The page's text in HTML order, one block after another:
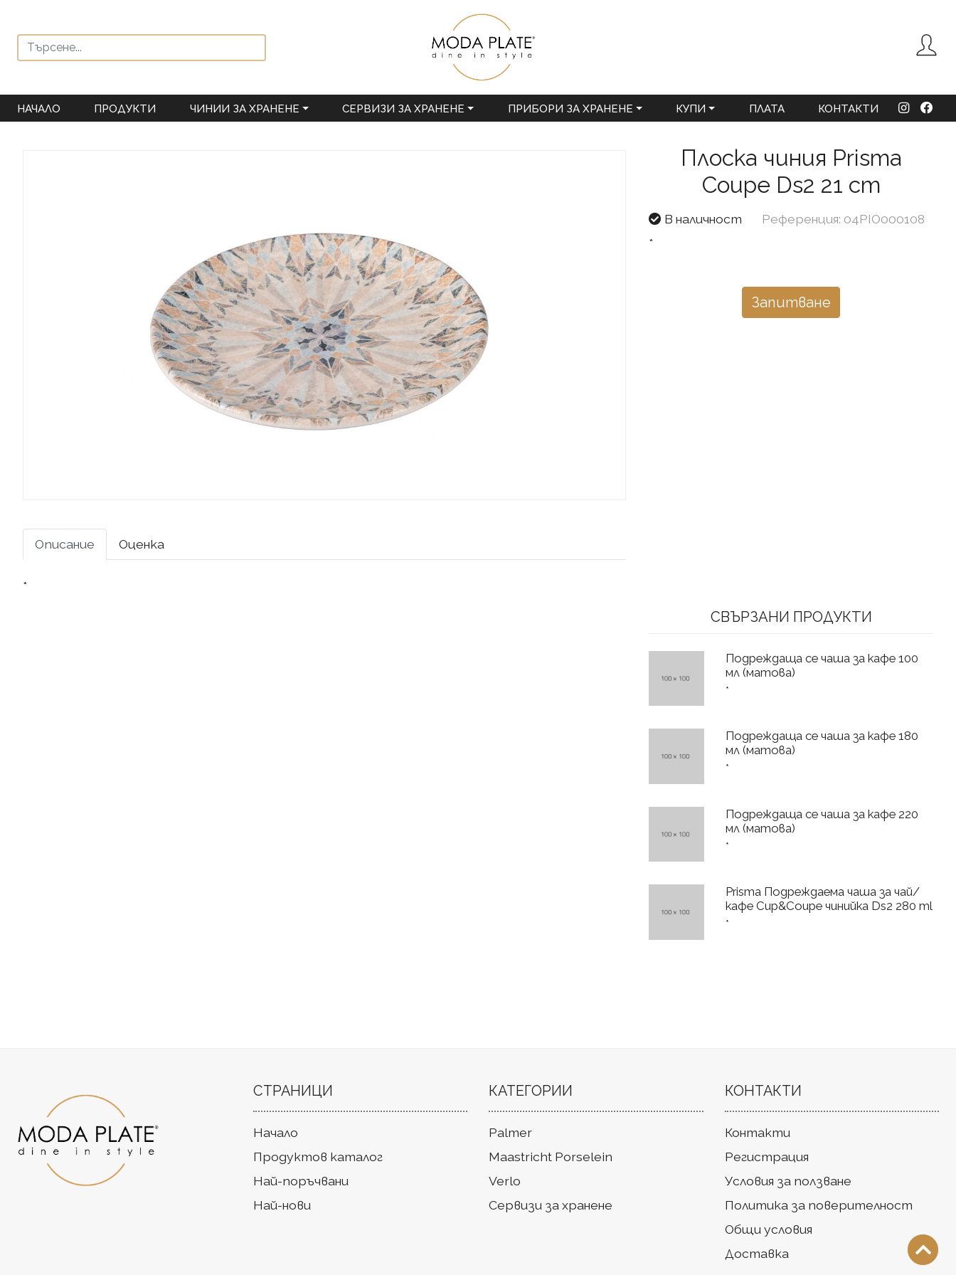
НАЧАЛО ПРОДУКТИ ЧИНИИ ЗА ХРАНЕНЕ СЕРВИЗИ ЗА ХРАНЕНЕ ПРИБОРИ ЗА ХРАНЕНЕ КУПИ ПЛАТА КОНТАКТИ
Плоска чиния Prisma
Coupe Ds2 21 cm
В наличност
Референция: 04PIO000108
*
Запитване
СВЪРЗАНИ ПРОДУКТИ
Подреждаща се чаша за кафе 100
мл (матова)
*
Подреждаща се чаша за кафе 180
мл (матова)
*
Подреждаща се чаша за кафе 220
мл (матова)
*
Prisma Подреждаема чаша за чай/
кафе Cup&Coupe чинийка Ds2 280 ml
*
Описание Оценка
*
СТРАНИЦИ
Начало
Продуктов каталог
Най-поръчвани
Най-нови
КАТЕГОРИИ
Palmer
Maastricht Porselein
Verlo
Сервизи за хранене
КОНТАКТИ
Контакти
Регистрация
Условия за ползване
Политика за поверителност
Общи условия
Доставка